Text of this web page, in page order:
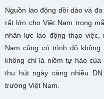
Nguồn lao động dồi dào và
rất lớn cho Việt Nam trong
nhân lực lao động thạo
Nam cũng có trình độ
không chỉ là niềm tự hào
thu hút ngày càng nhiều
trường Việt Nam.